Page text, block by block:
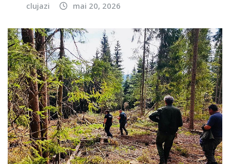
clujazi mai 20, 2026